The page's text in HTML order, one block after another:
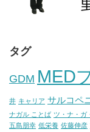
タグ
GDM MED
井 キャリア サルコペ
ナガル ことば ツ・ナ・ガ
五島朋幸 低栄養 佐藤伸彦